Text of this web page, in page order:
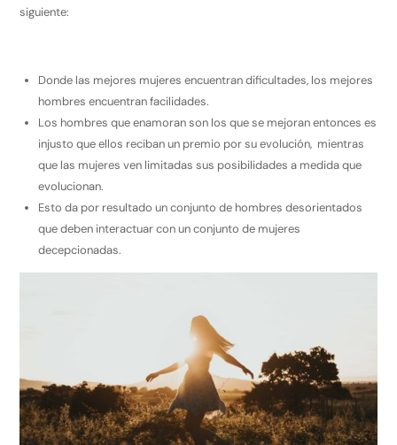
siguiente:
Donde las mejores mujeres encuentran dificultades, los mejores
hombres encuentran facilidades.
Los hombres que enamoran son los que se mejoran entonces es
injusto que ellos reciban un premio por su evolución, mientras
que las mujeres ven limitadas sus posibilidades a medida que
evolucionan.
Esto da por resultado un conjunto de hombres desorientados
que deben interactuar con un conjunto de mujeres
decepcionadas.